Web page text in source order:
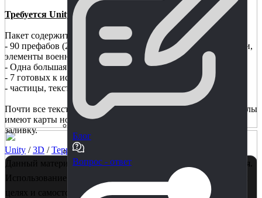
Блог
Вопрос - ответ
Требуется Unity 4.2.0 или выше.
Пакет содержит:
- 90 префабов (224 - включая этапы LoD) - элементы деревни,
элементы военной базы, деревья, скалы и т. д.
- Одна большая демо-сцена (три разных атмосферных)
- 7 готовых к использованию ландшафтов
- частицы, текстуры земли и травы
Почти все текстуры имеют разрешение 2048x2048. Материалы
имеют карты нормалей, в некоторых случаях паралаксную
заливку.
Unity /3D /Террейн
Данный материал является собственностью правообладателя.
Использование в коммерции - запрещено! Только в учебных
целях и самостоятельного изучения. Если Вы считаете, что